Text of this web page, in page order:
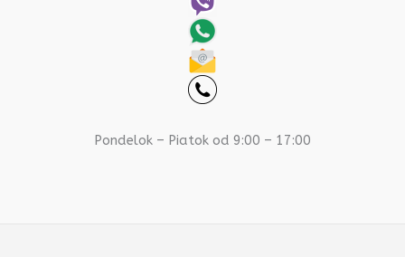
Pondelok – Piatok od 9:00 – 17:00